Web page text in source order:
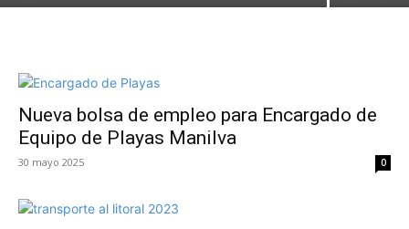
Nueva bolsa de empleo para Encargado de
Equipo de Playas Manilva
30 mayo 2025 0